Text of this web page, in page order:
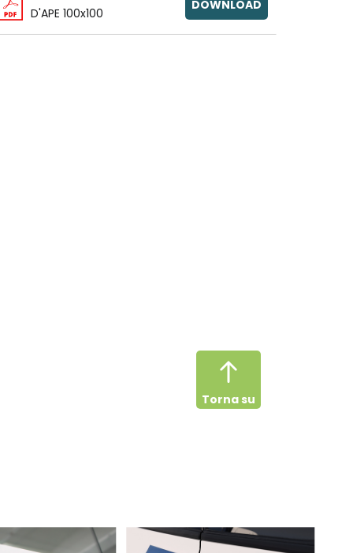
D'APE 100x100
DOWNLOAD
Torna su